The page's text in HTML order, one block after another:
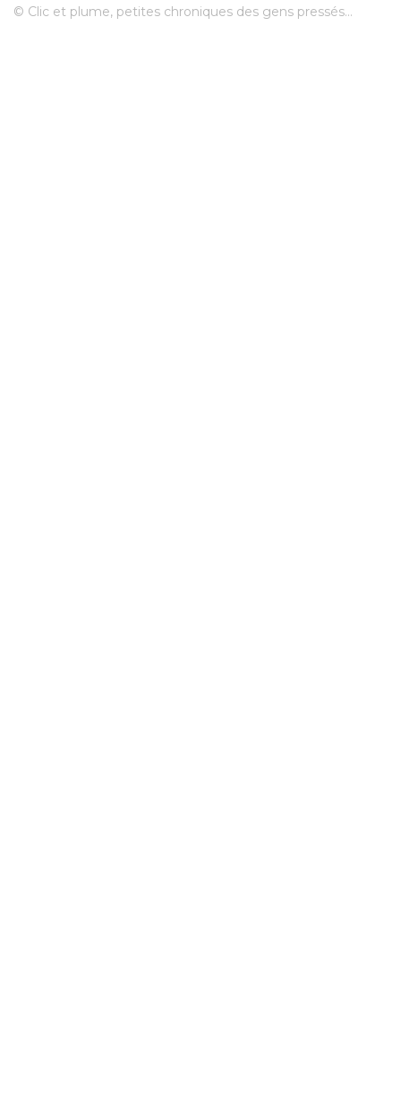
© Clic et plume, petites chroniques des gens pressés...